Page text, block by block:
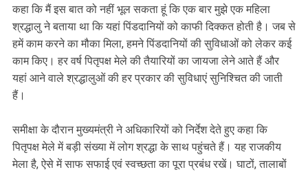
कहा कि मैं इस बात को नहीं भूल सकता हूं कि एक बार मुझे एक महिला
श्रद्धालु ने बताया था कि यहां पिंडदानियों को काफी दिक्कत होती है। जब से
हमें काम करने का मौका मिला, हमने पिंडदानियों की सुविधाओं को लेकर कई
काम किए। हर वर्ष पितृपक्ष मेले की तैयारियों का जायजा लेने आते हैं और
यहां आने वाले श्रद्धालुओं की हर प्रकार की सुविधाएं सुनिश्चित की जाती
हैं।
समीक्षा के दौरान मुख्यमंत्री ने अधिकारियों को निर्देश देते हुए कहा कि
पितृपक्ष मेले में बड़ी संख्या में लोग श्रद्धा के साथ पहुंचते हैं। यह राजकीय
मेला है, ऐसे में साफ सफाई एवं स्वच्छता का पूरा प्रबंध रखें। घाटों, तालाबों